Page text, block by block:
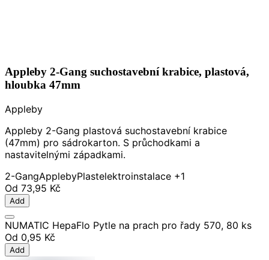
Appleby 2-Gang suchostavební krabice, plastová,
hloubka 47mm
Appleby
Appleby 2-Gang plastová suchostavební krabice
(47mm) pro sádrokarton. S průchodkami a
nastavitelnými západkami.
2-GangApplebyPlastelektroinstalace +1
Od 73,95 Kč
Add
NUMATIC HepaFlo Pytle na prach pro řady 570, 80 ks
Od 0,95 Kč
Add